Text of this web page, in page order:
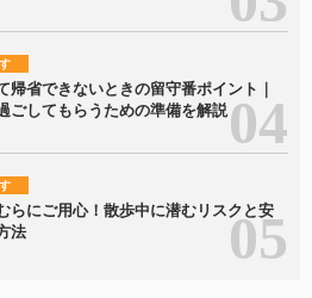
帰省できないときの留守番ポイント｜
ごしてもらうための準備を解説
らにご用心！散歩中に潜むリスクと安
法